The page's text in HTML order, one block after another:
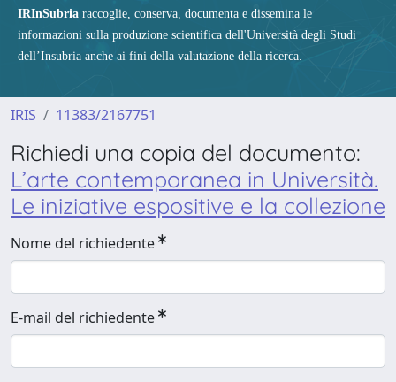
IRInSubria raccoglie, conserva, documenta e dissemina le
informazioni sulla produzione scientifica dell'Università degli Studi
dell’Insubria anche ai fini della valutazione della ricerca.
IRIS 11383/2167751
Richiedi una copia del documento:
L’arte contemporanea in Università.
Le iniziative espositive e la collezione
Nome del richiedente
E-mail del richiedente